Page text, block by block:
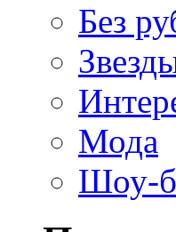
Без
Мода
Шоу-